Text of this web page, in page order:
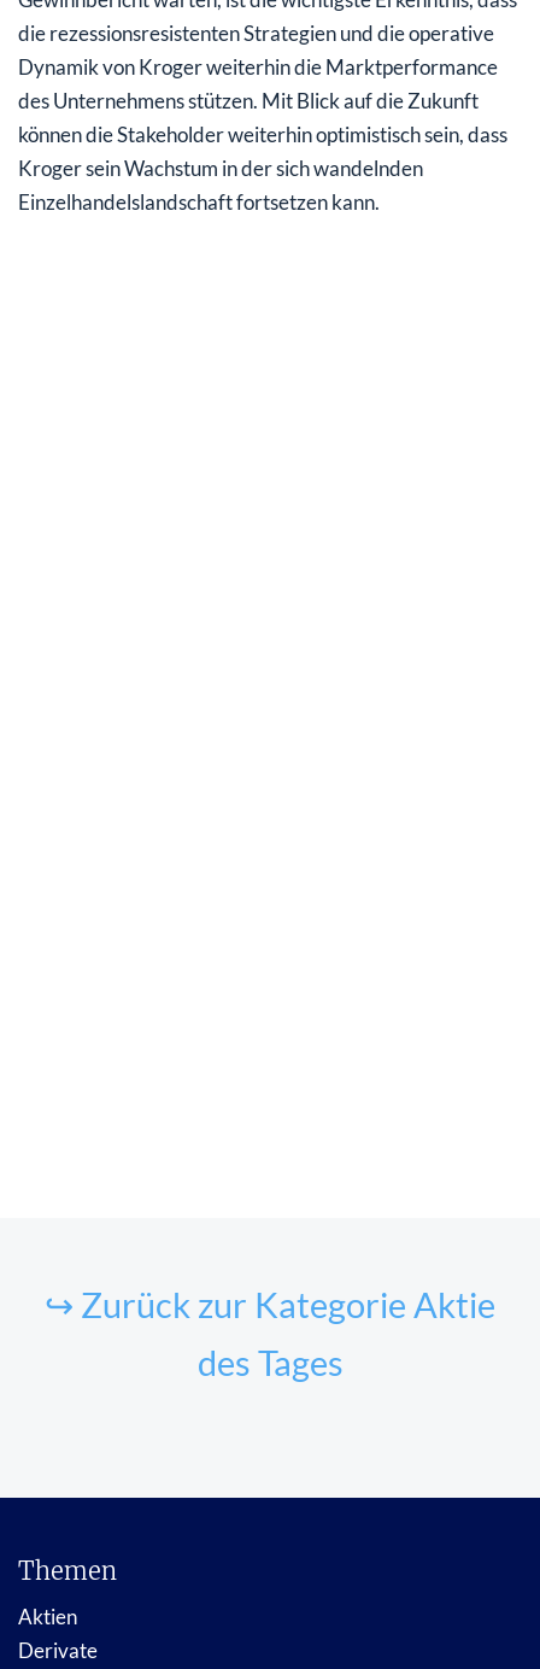
die rezessionsresistenten Strategien und die operative
Dynamik von Kroger weiterhin die Marktperformance
des Unternehmens stützen. Mit Blick auf die Zukunft
können die Stakeholder weiterhin optimistisch sein, dass
Kroger sein Wachstum in der sich wandelnden
Einzelhandelslandschaft fortsetzen kann.
↪ Zurück zur Kategorie Aktie
des Tages
Themen
Aktien
Derivate